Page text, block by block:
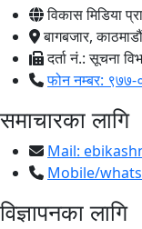
विकास मिडिया
बागबजार,
दर्ता नं.: सूचना
फोन नम्बर:
समाचारका लागि
Mail:
Mobile/
विज्ञापनका लागि